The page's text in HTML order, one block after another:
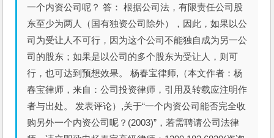
一个内资公司呢？ 答： 根据公司法，有限责任公司股
东至少为两人（国有独资公司除外），因此，如果以公
司为受让人不可行，因为这个公司不能独自成为另一公
司的股东；如果是以公司的多个股东为受让人，则可
行，也可达到预想效果。 杨春宝律师,（本文作者：杨
春宝律师，来自：公司投资律师，引用及转载应注明作
者与出处。 发表评论）,关于“一个内资公司能否完全收
购另外一个内资公司呢？(2003)”，若需聘请公司法律